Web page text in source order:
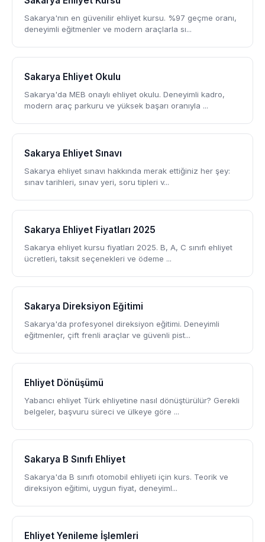
Sakarya'nın en güvenilir ehliyet kursu. %97 geçme oranı,
deneyimli eğitmenler ve modern araçlarla sı...
Sakarya Ehliyet Okulu
Sakarya'da MEB onaylı ehliyet okulu. Deneyimli kadro,
modern araç parkuru ve yüksek başarı oranıyla ...
Sakarya Ehliyet Sınavı
Sakarya ehliyet sınavı hakkında merak ettiğiniz her şey:
sınav tarihleri, sınav yeri, soru tipleri v...
Sakarya Ehliyet Fiyatları 2025
Sakarya ehliyet kursu fiyatları 2025. B, A, C sınıfı ehliyet
ücretleri, taksit seçenekleri ve ödeme ...
Sakarya Direksiyon Eğitimi
Sakarya'da profesyonel direksiyon eğitimi. Deneyimli
eğitmenler, çift frenli araçlar ve güvenli pist...
Ehliyet Dönüşümü
Yabancı ehliyet Türk ehliyetine nasıl dönüştürülür? Gerekli
belgeler, başvuru süreci ve ülkeye göre ...
Sakarya B Sınıfı Ehliyet
Sakarya'da B sınıfı otomobil ehliyeti için kurs. Teorik ve
direksiyon eğitimi, uygun fiyat, deneyiml...
Ehliyet Yenileme İşlemleri